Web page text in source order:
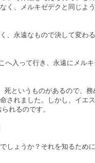
く、メルキゼデクと同じよ
、永遠なもので決して変わ
へ入って行き、永遠にメル
というものがあるので、務
されました。しかし、イエ
れるのです。
しょうか？それを知るために